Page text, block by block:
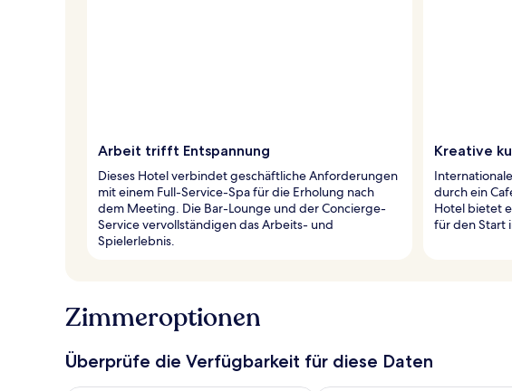
Arbeit trifft Entspannung
Dieses Hotel verbindet geschäftliche Anforderungen
mit einem Full-Service-Spa für die Erholung nach
dem Meeting. Die Bar-Lounge und der Concierge-
Service vervollständigen das Arbeits- und
Spielerlebnis.
Kreative
durch ein
Hotel bietet
für den Start
Zimmeroptionen
Überprüfe die Verfügbarkeit für diese Daten